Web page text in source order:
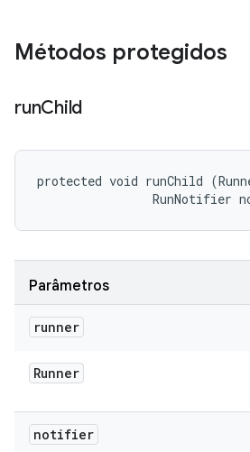
Métodos protegidos
runChild
protected void runChild
RunNotifier
Parâmetros
runner
Runner
notifier